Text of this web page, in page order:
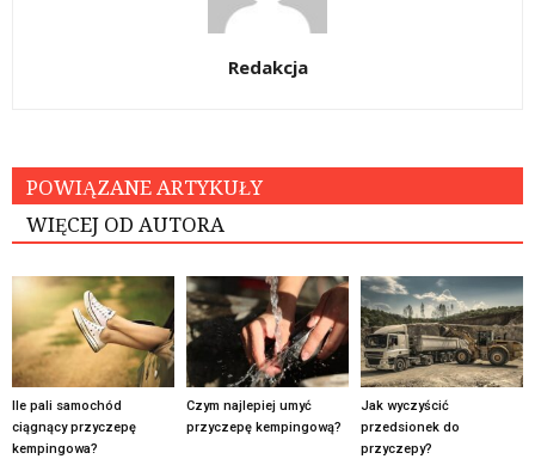
Redakcja
POWIĄZANE ARTYKUŁY
WIĘCEJ OD AUTORA
Ile pali samochód
ciągnący przyczepę
kempingowa?
Czym najlepiej umyć
przyczepę kempingową?
Jak wyczyścić
przedsionek do
przyczepy?